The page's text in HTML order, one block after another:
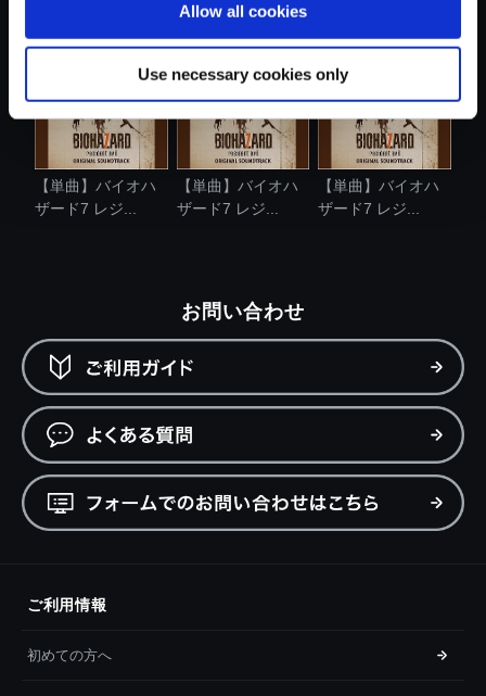
Allow all cookies
Use necessary cookies only
【単曲】バイオハ
ザード7 レジ...
【単曲】バイオハ
ザード7 レジ...
【単曲】バイオハ
ザード7 レジ...
お問い合わせ
ご利用情報
初めての方へ